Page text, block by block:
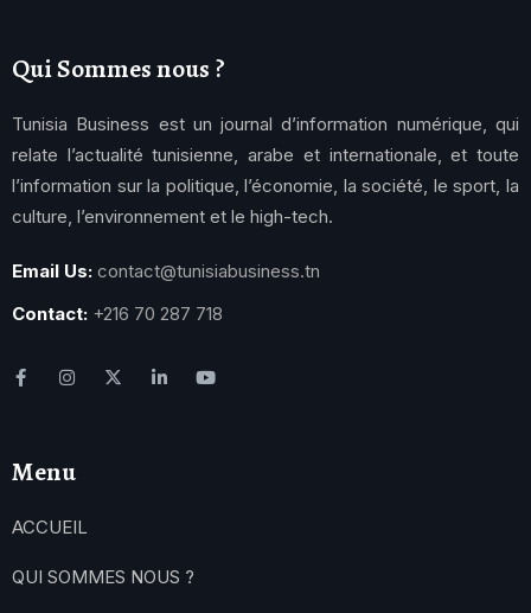
Qui Sommes nous ?
Tunisia Business est un journal d’information numérique, qui
relate l’actualité tunisienne, arabe et internationale, et toute
l’information sur la politique, l’économie, la société, le sport, la
culture, l’environnement et le high-tech.
Email Us: contact@tunisiabusiness.tn
Contact: +216 70 287 718
Menu
ACCUEIL
QUI SOMMES NOUS ?